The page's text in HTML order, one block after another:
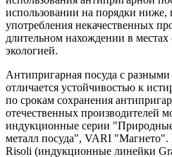
использовании на порядки
употребления некачественных
длительном нахождении в местах
экологией.
Антипригарная посуда с
отличается устойчивостью к
по срокам сохранения
отечественных производителей
индукционные серии
металл посуда", VARI "Магнето".
Risoli (индукционные линейки